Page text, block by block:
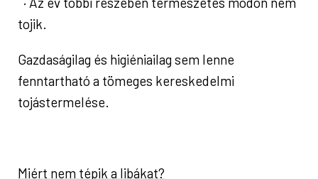
tojik.
Gazdaságilag és higiéniailag sem lenne
fenntartható a tömeges kereskedelmi
tojástermelése.
Miért nem tépik a libákat?